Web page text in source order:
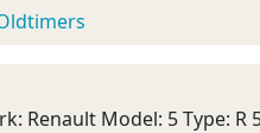
Renault Model: 5 Type: